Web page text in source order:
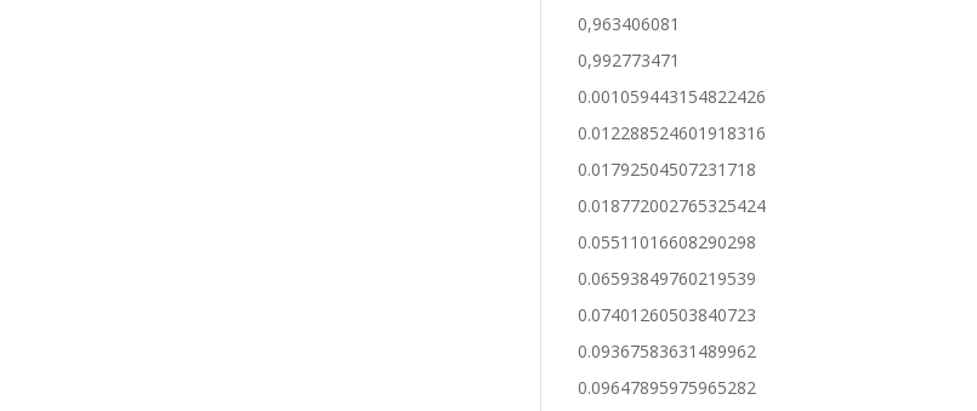
0,963406081
0,992773471
0.001059443154822426
0.012288524601918316
0.01792504507231718
0.018772002765325424
0.05511016608290298
0.06593849760219539
0.07401260503840723
0.09367583631489962
0.09647895975965282